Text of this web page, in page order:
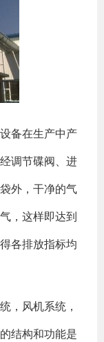
备在生产中产
调节碟阀、进
外，干净的气
，这样即达到
各排放指标均
，风机系统，
结构和功能是